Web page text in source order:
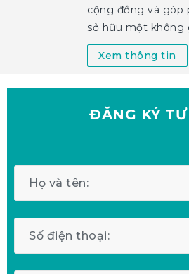
cộng đồng và góp
sở hữu một không
Xem thông tin
ĐĂNG KÝ